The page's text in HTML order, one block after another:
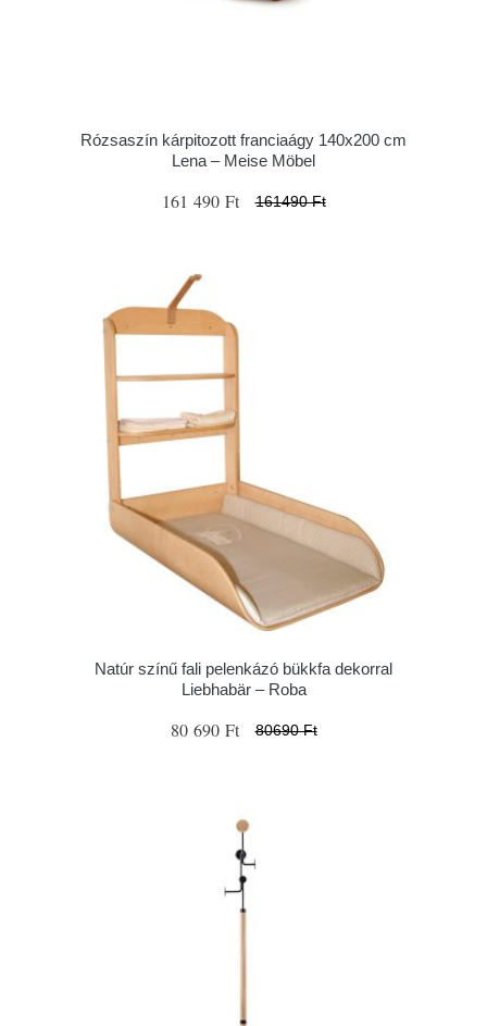
Rózsaszín kárpitozott franciaágy 140x200 cm
Lena – Meise Möbel
161 490 Ft 161490 Ft
Natúr színű fali pelenkázó bükkfa dekorral
Liebhabär – Roba
80 690 Ft 80690 Ft